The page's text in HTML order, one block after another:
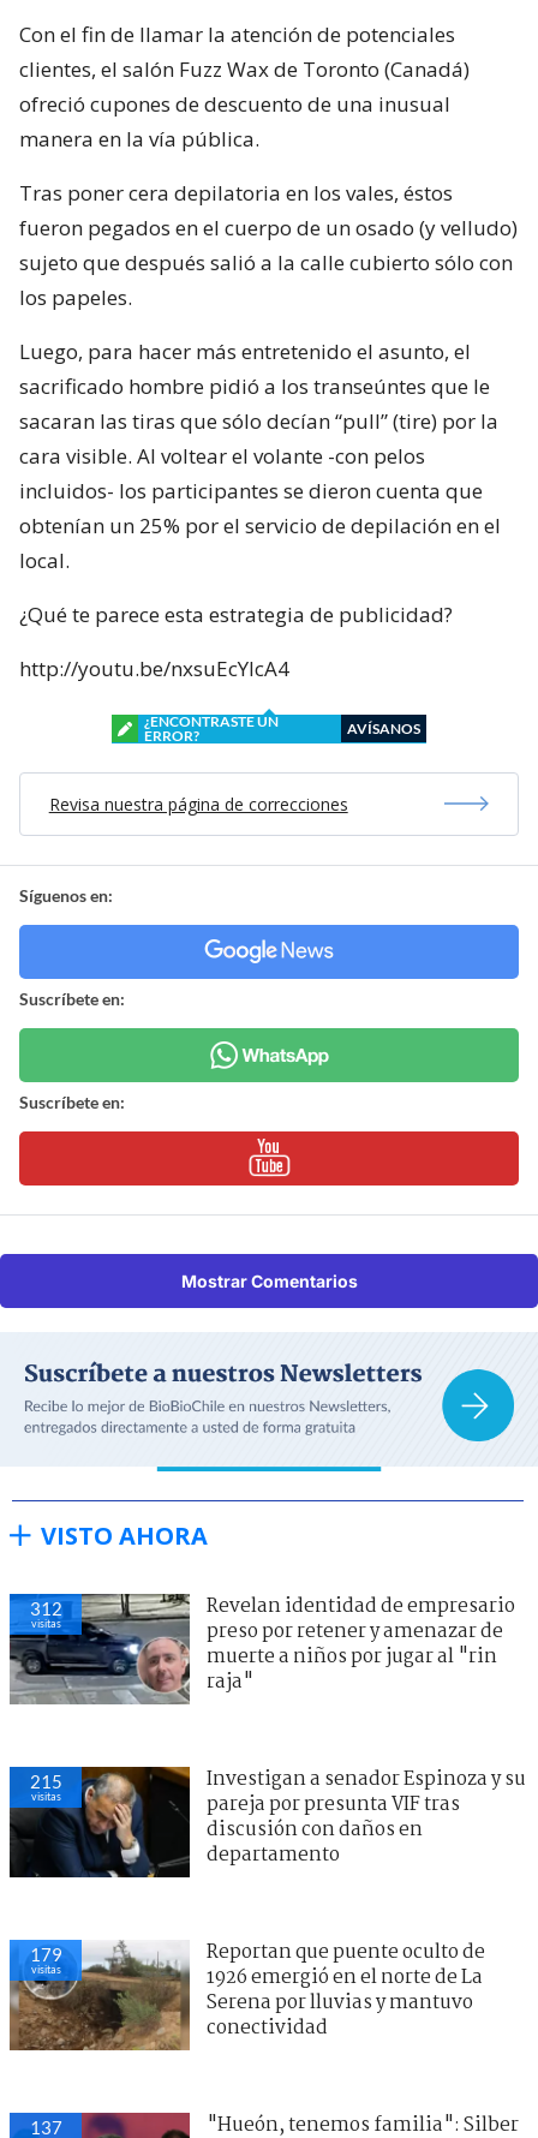
Con el fin de llamar la atención de potenciales
clientes, el salón Fuzz Wax de Toronto (Canadá)
ofreció cupones de descuento de una inusual
manera en la vía pública.
Tras poner cera depilatoria en los vales, éstos
fueron pegados en el cuerpo de un osado (y velludo)
sujeto que después salió a la calle cubierto sólo con
los papeles.
Luego, para hacer más entretenido el asunto, el
sacrificado hombre pidió a los transeúntes que le
sacaran las tiras que sólo decían “pull” (tire) por la
cara visible. Al voltear el volante -con pelos
incluidos- los participantes se dieron cuenta que
obtenían un 25% por el servicio de depilación en el
local.
¿Qué te parece esta estrategia de publicidad?
http://youtu.be/nxsuEcYIcA4
¿ENCONTRASTE UN
ERROR?
AVÍSANOS
Revisa nuestra página de correcciones
Síguenos en:
Suscríbete en:
Suscríbete en:
Mostrar Comentarios
VISTO AHORA
312
visitas
Revelan identidad de empresario
preso por retener y amenazar de
muerte a niños por jugar al "rin
raja"
215
visitas
Investigan a senador Espinoza y su
pareja por presunta VIF tras
discusión con daños en
departamento
179
visitas
Reportan que puente oculto de
1926 emergió en el norte de La
Serena por lluvias y mantuvo
conectividad
137
"Hueón, tenemos familia": Silber